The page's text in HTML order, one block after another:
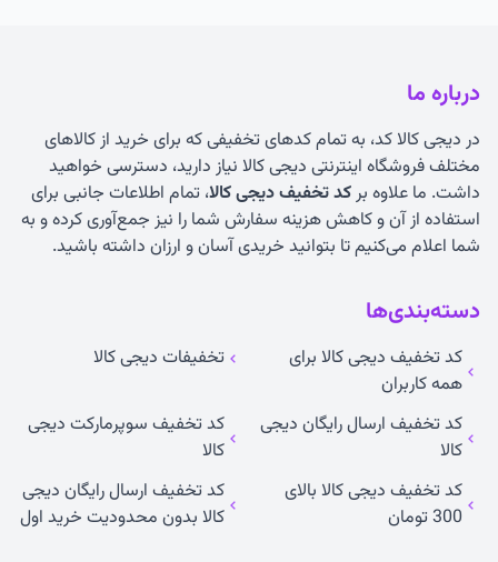
درباره ما
در دیجی کالا کد، به تمام کدهای تخفیفی که برای خرید از کالاهای
مختلف فروشگاه اینترنتی دیجی کالا نیاز دارید، دسترسی خواهید
داشت. ما علاوه برکد تخفیف دیجی کالا، تمام اطلاعات جانبی برای
استفاده از آن و کاهش هزینه سفارش شما را نیز جمع‌آوری کرده و به
شما اعلام می‌کنیم تا بتوانید خریدی آسان و ارزان داشته باشید.
دسته‌بندی‌ها
کد تخفیف دیجی کالا برای
همه کاربران
تخفیفات دیجی کالا
کد تخفیف ارسال رایگان دیجی
کالا
کد تخفیف سوپرمارکت دیجی
کالا
کد تخفیف دیجی کالا بالای
300 تومان
کد تخفیف ارسال رایگان دیجی
کالا بدون محدودیت خرید اول